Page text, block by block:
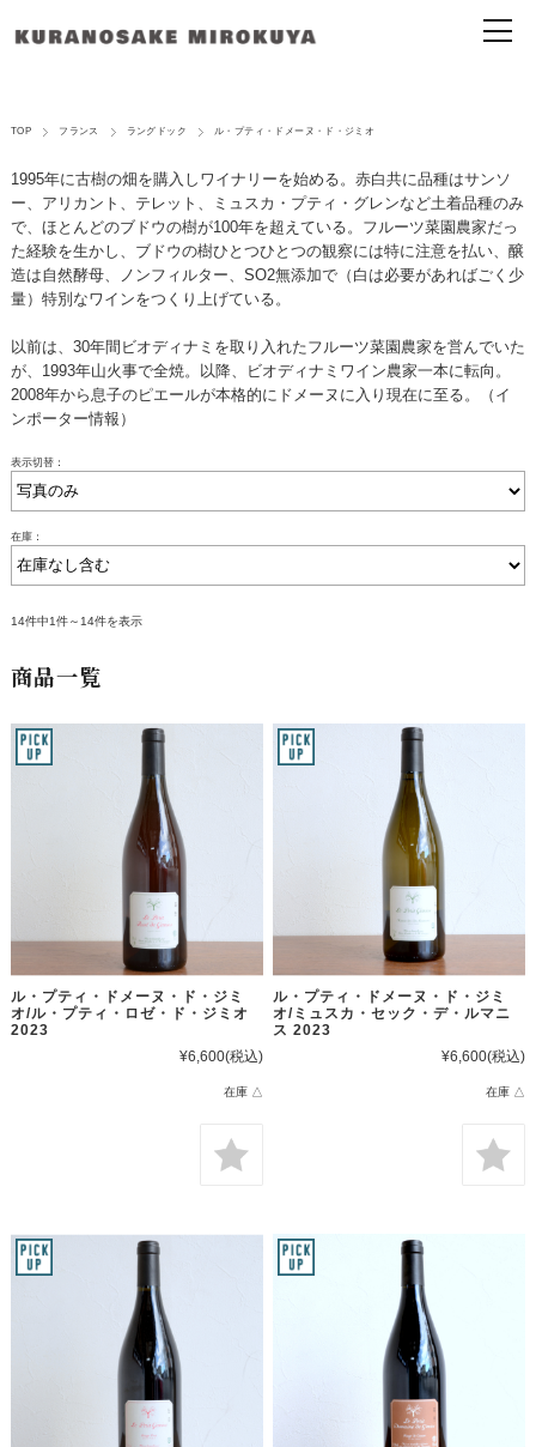
TOP フランス ラングドック ル・プティ・ドメーヌ・ド・ジミオ
1995年に古樹の畑を購入しワイナリーを始める。赤白共に品種はサンソ
ー、アリカント、テレット、ミュスカ・プティ・グレンなど土着品種のみ
で、ほとんどのブドウの樹が100年を超えている。フルーツ菜園農家だっ
た経験を生かし、ブドウの樹ひとつひとつの観察には特に注意を払い、醸
造は自然酵母、ノンフィルター、SO2無添加で（白は必要があればごく少
量）特別なワインをつくり上げている。
以前は、30年間ビオディナミを取り入れたフルーツ菜園農家を営んでいた
が、1993年山火事で全焼。以降、ビオディナミワイン農家一本に転向。
2008年から息子のピエールが本格的にドメーヌに入り現在に至る。（イ
ンポーター情報）
表示切替：
在庫：
14件中1件～14件を表示
商品一覧
ル・プティ・ドメーヌ・ド・ジミ
オ/ル・プティ・ロゼ・ド・ジミオ
2023
¥6,600(税込)
在庫 △
ル・プティ・ドメーヌ・ド・ジミ
オ/ミュスカ・セック・デ・ルマニ
ス 2023
¥6,600(税込)
在庫 △